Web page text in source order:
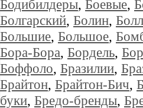
Бодибилдеры, Боевые,
Болгарский, Болин,
Большие, Большое,
Бора-Бора, Бордель,
Боффоло, Бразилии,
Брайтон, Брайтон-Бич,
буки, Бредо-бренды,